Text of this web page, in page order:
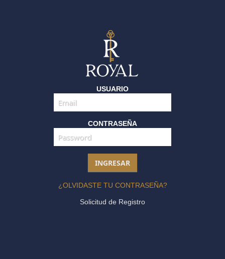
USUARIO
CONTRASEÑA
¿OLVIDASTE TU CONTRASEÑA?
Solicitud de Registro